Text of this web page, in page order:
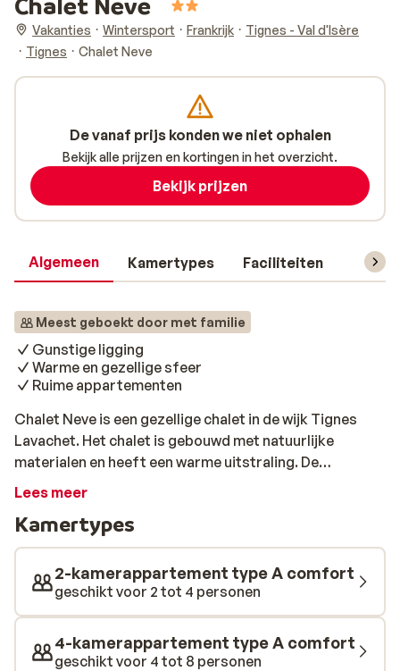
Vakanties Wintersport Frankrijk
Tignes - Val d'Isère
Tignes
Chalet Neve
Algemeen Kamertypes Faciliteiten
Meest geboekt door met familie
Gunstige ligging
Warme en gezellige sfeer
Ruime appartementen
Chalet Neve is een gezellige chalet in de wijk Tignes
Lavachet. Het chalet is gebouwd met natuurlijke
materialen en heeft een warme uitstraling. De
appartementen zijn ruim en comfortabel en bieden een
slechts 100 meter van de piste en de stoeltjesliften
Chaudannes en Pâquis. Zo ben je binnen no time op de
pistes van het sneeuwzekere en moderne Espace Killy
skigebied. Het centrum van Tignes-Le-Lac ligt op
slechts 7 minuten lopen.
Lees meer
Kamertypes
2-kamerappartement type A comfort
geschikt voor 2 tot 4 personen
4-kamerappartement type A comfort
geschikt voor 4 tot 8 personen
De vanaf prijs konden we niet ophalen
Bekijk alle prijzen en kortingen in het overzicht.
Bekijk prijzen